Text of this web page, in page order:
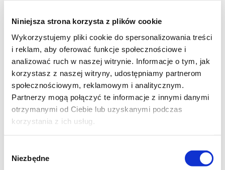
Niniejsza strona korzysta z plików cookie
Wykorzystujemy pliki cookie do spersonalizowania treści
i reklam, aby oferować funkcje społecznościowe i
analizować ruch w naszej witrynie. Informacje o tym, jak
korzystasz z naszej witryny, udostępniamy partnerom
społecznościowym, reklamowym i analitycznym.
Partnerzy mogą połączyć te informacje z innymi danymi
otrzymanymi od Ciebie lub uzyskanymi podczas
korzystania z ich usług.
zgody
Niezbędne
s k ł a d n i k i:
- 2 szklanki mąki
- 1,5 łyżeczki proszku do pieczenia
- 5 łyżeczek cukru brązowego
- szczypta soli
- cukier do posypania po wierzchu
- skórka otarta z jednej cytryny